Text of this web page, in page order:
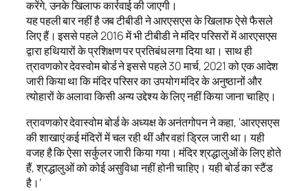
करेंगे, उनके खिलाफ कार्रवाई की जाएगी।
यह पहली बार नहीं है जब टीबीडी ने आरएसएस के खिलाफ ऐसे फैसले
लिए हैं। इससे पहले 2016 में भी टीबीडी ने मंदिर परिसरों में आरएसएस
द्वारा हथियारों के प्रशिक्षण पर प्रतिबंध लगा दिया था। साथ ही
त्रावणकोर देवस्वोम बोर्ड ने इससे पहले 30 मार्च, 2021 को एक आदेश
जारी किया था कि मंदिर परिसर का उपयोग मंदिर के अनुष्ठानों और
त्योहारों के अलावा किसी अन्य उद्देश्य के लिए नहीं किया जाना चाहिए।
त्रावणकोर देवास्वोम बोर्ड के अध्यक्ष के अनंतगोपन ने कहा, ‘आरएसएस
की शाखाएं कई मंदिरों में चल रही थीं और वहां ड्रिल जारी था। यही
वजह है कि ऐसा सर्कुलर जारी किया गया। मंदिर श्रद्धालुओं के लिए होते
हैं, श्रद्धालुओं को कोई असुविधा नहीं होनी चाहिए। यही बोर्ड का स्टैंड
है।’